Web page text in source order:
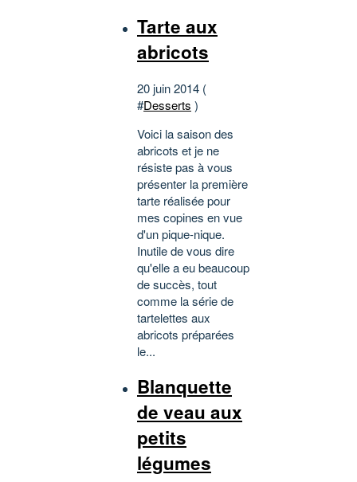
Tarte aux
abricots
20 juin 2014 (
#Desserts )
Voici la saison des
abricots et je ne
résiste pas à vous
présenter la première
tarte réalisée pour
mes copines en vue
d'un pique-nique.
Inutile de vous dire
qu'elle a eu beaucoup
de succès, tout
comme la série de
tartelettes aux
abricots préparées
le...
Blanquette
de veau aux
petits
légumes